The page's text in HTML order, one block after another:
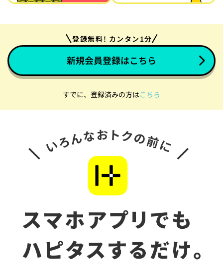
登録無料! カンタン1分
新規会員登録はこちら
すでに、登録済みの方はこちら